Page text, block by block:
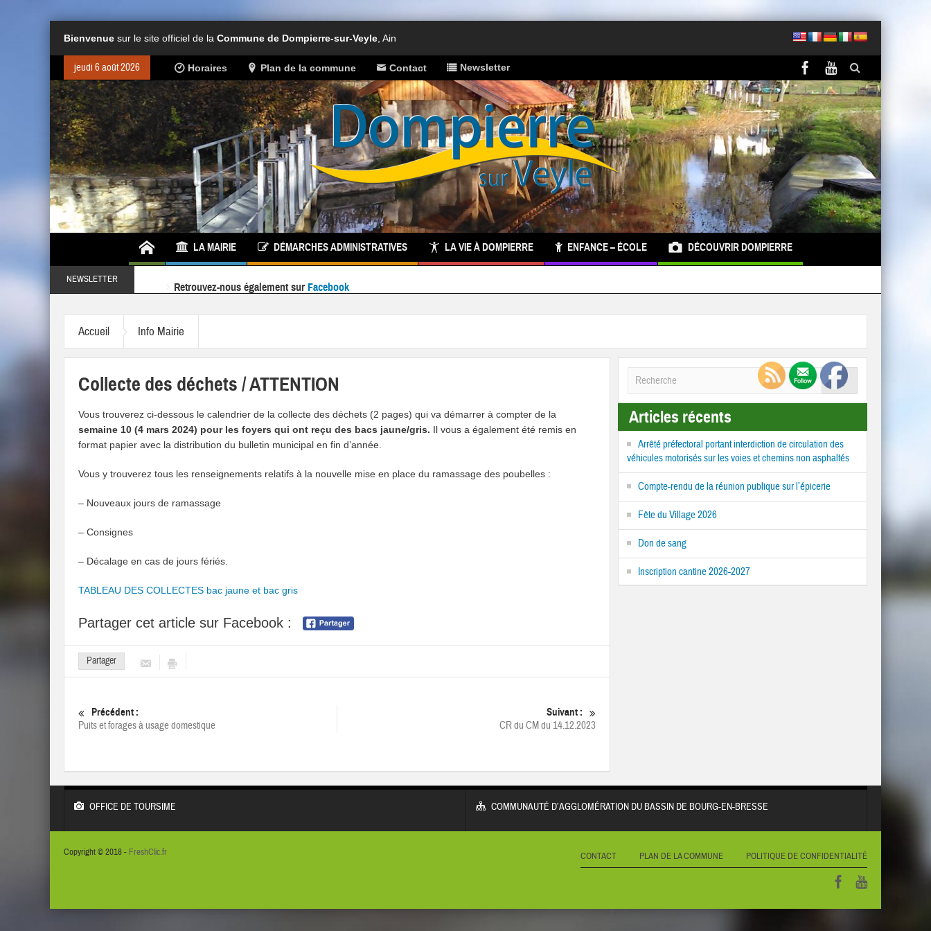
Bienvenue sur le site officiel de la Commune de Dompierre-sur-Veyle , Ain
jeudi 6 août 2026 Horaires Plan de la commune Contact Newsletter
LA MAIRIE DÉMARCHES ADMINISTRATIVES LA VIE À DOMPIERRE ENFANCE – ÉCOLE DÉCOUVRIR DOMPIERRE
NEWSLETTER Retrouvez-nous également sur
Facebook
Accueil
Info Mairie
Collecte des déchets / ATTENTION
Vous trouverez ci-dessous le calendrier de la collecte des déchets (2 pages) qui va démarrer à compter de la
semaine 10 (4 mars 2024) pour les foyers qui ont reçu des bacs jaune/gris. Il vous a également été remis en
format papier avec la distribution du bulletin municipal en fin d’année.
Vous y trouverez tous les renseignements relatifs à la nouvelle mise en place du ramassage des poubelles :
– Nouveaux jours de ramassage
– Consignes
– Décalage en cas de jours fériés.
TABLEAU DES COLLECTES bac jaune et bac gris
Partager cet article sur Facebook :
Partager
Précédent :
Puits et forages à usage domestique
Suivant :
CR du CM du 14.12.2023
Articles récents
Arrêté préfectoral portant interdiction de circulation des
véhicules motorisés sur les voies et chemins non asphaltés
Compte-rendu de la réunion publique sur l’épicerie
Fête du Village 2026
Don de sang
Inscription cantine 2026-2027
OFFICE DE TOURSIME COMMUNAUTÉ D’AGGLOMÉRATION DU BASSIN DE BOURG-EN-BRESSE
CONTACT PLAN DE LA COMMUNE POLITIQUE DE CONFIDENTIALITÉ
Copyright © 2018 - FreshClic.fr